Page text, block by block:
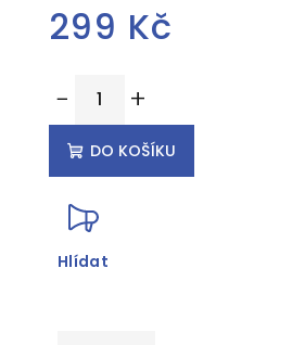
299 Kč
cena:
+
−
DO KOŠÍKU
Hlídat